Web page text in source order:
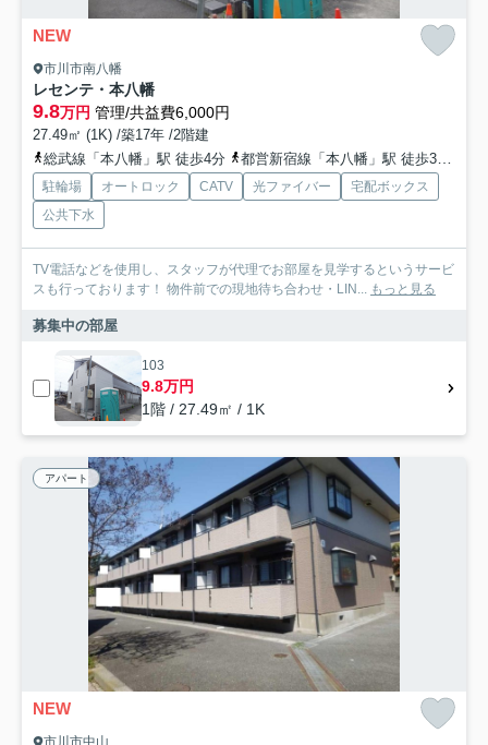
NEW
市川市南八幡
レセンテ・本八幡
9.8万円 管理/共益費6,000円
27.49㎡ (1K) /築17年 /2階建
総武線「本八幡」駅 徒歩4分
都営新宿線「本八幡」駅 徒歩3分
駐輪場 オートロック CATV 光ファイバー
宅配ボックス
公共下水
TV電話などを使用し、スタッフが代理でお部屋を見学するというサービ
スも行っております！ 物件前での現地待ち合わせ・LIN... もっと見る
募集中の部屋
103
9.8万円
1階 / 27.49㎡ / 1K
アパート
NEW
市川市中山